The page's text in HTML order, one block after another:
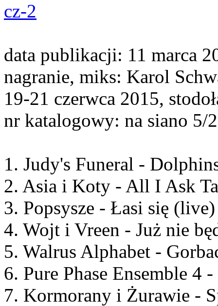
cz-2
data publikacji: 11 marca
nagranie, miks: Karol
19-21 czerwca 2015,
nr katalogowy: na siano 5/
1. Judy's Funeral -
2. Asia i Koty - All I Ask
3. Popsysze - Łasi się
4. Wojt i Vreen - Już nie
5. Walrus Alphabet -
6. Pure Phase Ensemble
7. Kormorany i Żurawie -